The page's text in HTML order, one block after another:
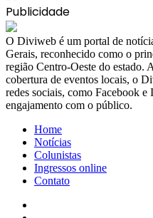
Publicidade
​O Diviweb é um portal de
Gerais, reconhecido como o
região Centro-Oeste do estado.
cobertura de eventos locais, o
redes sociais, como Facebook e
engajamento com o público.
Home
Notícias
Colunistas
Ingressos online
Contato